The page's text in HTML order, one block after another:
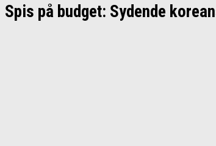
Spis på budget: Sydende